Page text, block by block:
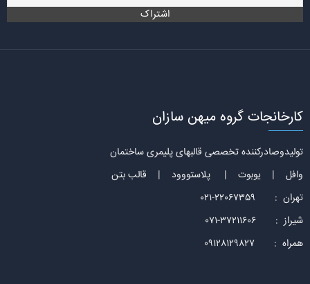
کارخانجات گروه میهن سازان
تولیدوصادرکننده تخصصی قالبهای پلیمری ساختمان
وافل | یوبوت | پلاستووود | قالب بتن
تهران : 22067359-021
شیراز : 37211606-071
همراه : 09128129827